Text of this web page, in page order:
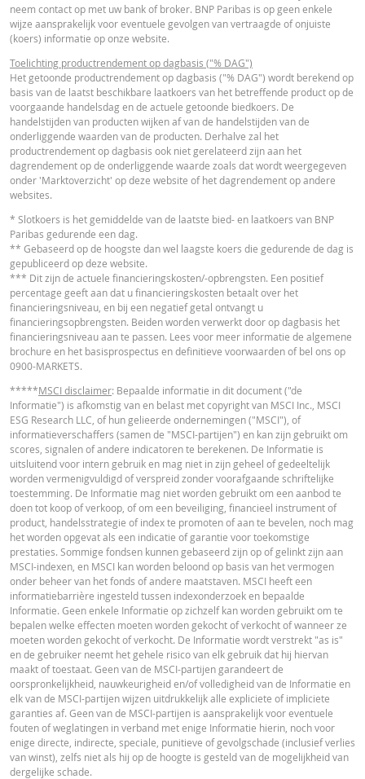
FINANCIEEL OVERZICHT
Financial Information URL
Cost Report
RECENTE KOERSINFORMATIE
Latest Product Quotes
neem contact op met uw bank of broker. BNP Paribas is op geen enkele
wijze aansprakelijk voor eventuele gevolgen van vertraagde of onjuiste
(koers) informatie op onze website.
Toelichting productrendement op dagbasis ("% DAG")
Het getoonde productrendement op dagbasis ("% DAG") wordt berekend op
basis van de laatst beschikbare laatkoers van het betreffende product op de
voorgaande handelsdag en de actuele getoonde biedkoers. De
handelstijden van producten wijken af van de handelstijden van de
onderliggende waarden van de producten. Derhalve zal het
productrendement op dagbasis ook niet gerelateerd zijn aan het
dagrendement op de onderliggende waarde zoals dat wordt weergegeven
onder 'Marktoverzicht' op deze website of het dagrendement op andere
websites.
* Slotkoers is het gemiddelde van de laatste bied- en laatkoers van BNP
Paribas gedurende een dag.
** Gebaseerd op de hoogste dan wel laagste koers die gedurende de dag is
gepubliceerd op deze website.
*** Dit zijn de actuele financieringskosten/-opbrengsten. Een positief
percentage geeft aan dat u financieringskosten betaalt over het
financieringsniveau, en bij een negatief getal ontvangt u
financieringsopbrengsten. Beiden worden verwerkt door op dagbasis het
financieringsniveau aan te passen. Lees voor meer informatie de algemene
brochure en het basisprospectus en definitieve voorwaarden of bel ons op
0900-MARKETS.
*****MSCI disclaimer: Bepaalde informatie in dit document ("de
Informatie") is afkomstig van en belast met copyright van MSCI Inc., MSCI
ESG Research LLC, of hun gelieerde ondernemingen ("MSCI"), of
informatieverschaffers (samen de "MSCI-partijen") en kan zijn gebruikt om
scores, signalen of andere indicatoren te berekenen. De Informatie is
uitsluitend voor intern gebruik en mag niet in zijn geheel of gedeeltelijk
worden vermenigvuldigd of verspreid zonder voorafgaande schriftelijke
toestemming. De Informatie mag niet worden gebruikt om een aanbod te
doen tot koop of verkoop, of om een beveiliging, financieel instrument of
product, handelsstrategie of index te promoten of aan te bevelen, noch mag
het worden opgevat als een indicatie of garantie voor toekomstige
prestaties. Sommige fondsen kunnen gebaseerd zijn op of gelinkt zijn aan
MSCI-indexen, en MSCI kan worden beloond op basis van het vermogen
onder beheer van het fonds of andere maatstaven. MSCI heeft een
informatiebarrière ingesteld tussen indexonderzoek en bepaalde
Informatie. Geen enkele Informatie op zichzelf kan worden gebruikt om te
bepalen welke effecten moeten worden gekocht of verkocht of wanneer ze
moeten worden gekocht of verkocht. De Informatie wordt verstrekt "as is"
en de gebruiker neemt het gehele risico van elk gebruik dat hij hiervan
maakt of toestaat. Geen van de MSCI-partijen garandeert de
oorspronkelijkheid, nauwkeurigheid en/of volledigheid van de Informatie en
elk van de MSCI-partijen wijzen uitdrukkelijk alle expliciete of impliciete
garanties af. Geen van de MSCI-partijen is aansprakelijk voor eventuele
fouten of weglatingen in verband met enige Informatie hierin, noch voor
enige directe, indirecte, speciale, punitieve of gevolgschade (inclusief verlies
van winst), zelfs niet als hij op de hoogte is gesteld van de mogelijkheid van
dergelijke schade.